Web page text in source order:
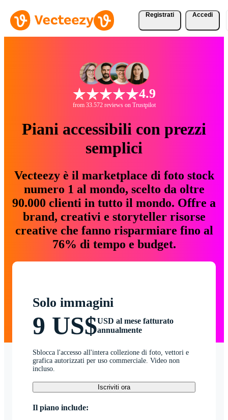
Registrati Accedi
4.9
from 33.572 reviews on Trustpilot
Piani accessibili con prezzi
semplici
Vecteezy è il marketplace di foto stock
numero 1 al mondo, scelto da oltre
90.000 clienti in tutto il mondo. Offre a
brand, creativi e storyteller risorse
creative che fanno risparmiare fino al
76% di tempo e budget.
Solo immagini
9 US$USD al mese fatturato
annualmente
Sblocca l'accesso all'intera collezione di foto, vettori e
grafica autorizzati per uso commerciale. Video non
incluso.
Iscriviti ora
Il piano include: